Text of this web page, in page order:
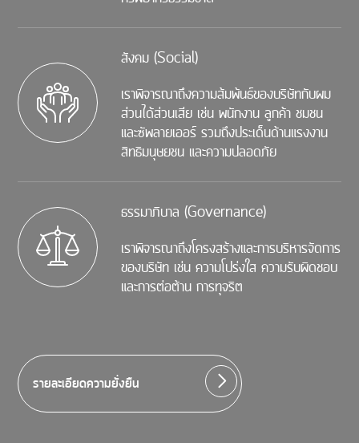
สังคม (Social)
เราพิจารณาถึงความส้มพ้นธ์ของบริษัทกับผม
ส่วนได้ส่วนเสีย เช่น พนักงาน ลูกค้า ชมชน
และซัพลายเออร์ รวมถึงประเด็นด้านแรงงาน
สิทธิมนุษยชน และความปลอดภัย
ธรรมาภิบาล (Governance)
เราพิจารณาถึงโครงสร้างและการบริหารจัดการ
ของบริษัท เช่น ความโปร่งใส ความรับผิดชอบ
และการต่อต้าน การทุจริต
รายละเอียดความยั่งยืน